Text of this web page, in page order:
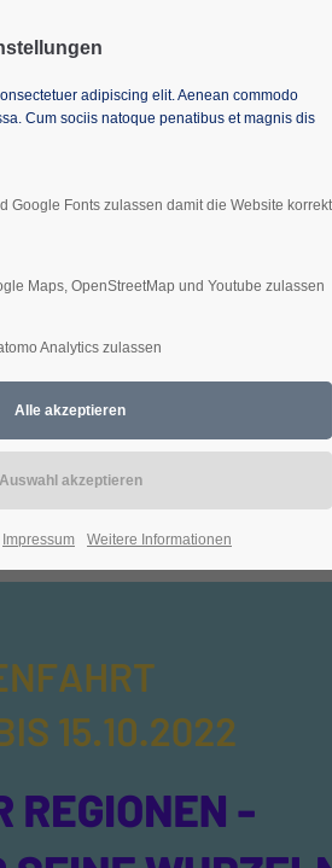
und Kultur
adipiscing elit. Aenean commodo
Cum sociis natoque penatibus et magnis dis
Google Fonts zulassen damit die Website korrekt
Maps, OpenStreetMap und Youtube zulassen
Analytics zulassen
Impressum Weitere Informationen